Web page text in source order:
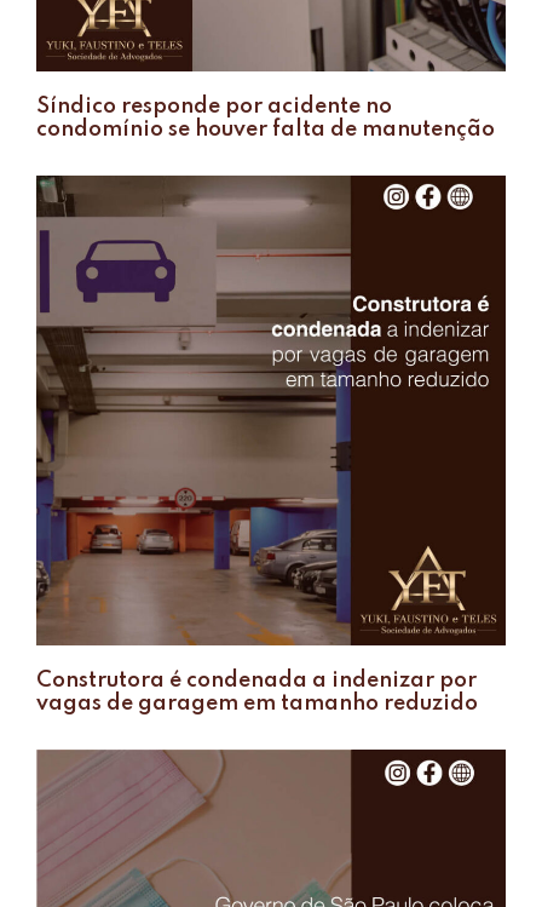
Síndico responde por acidente no
condomínio se houver falta de manutenção
Construtora é condenada a indenizar por
vagas de garagem em tamanho reduzido